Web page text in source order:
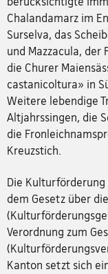
Chalandamarz im
Surselva, das
und Mazzacula, der
die Churer
castanicoltura» in
Weitere lebendige
Altjahrssingen, die
die
Kreuzstich.
Die
dem Gesetz über
Verordnung zum
Kanton setzt sich